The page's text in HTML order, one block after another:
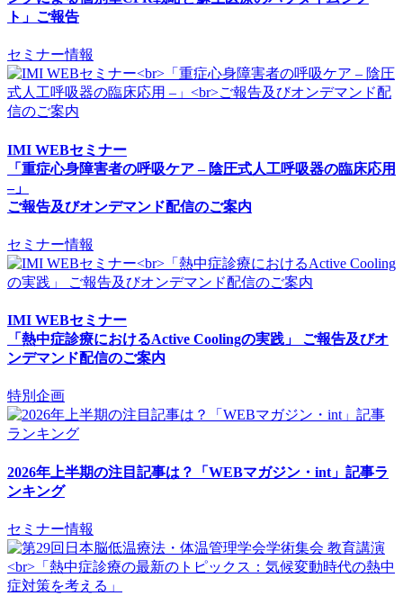
ト」ご報告
セミナー情報
IMI WEBセミナー
「重症心身障害者の呼吸ケア – 陰圧式人工呼吸器の臨床応用
–」
ご報告及びオンデマンド配信のご案内
セミナー情報
IMI WEBセミナー
「熱中症診療におけるActive Coolingの実践」 ご報告及びオ
ンデマンド配信のご案内
特別企画
2026年上半期の注目記事は？「WEBマガジン・int」記事ラ
ンキング
セミナー情報